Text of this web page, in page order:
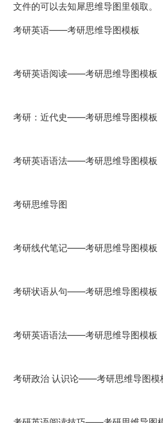
文件的可以去知犀思维导图里领取。
考研英语——考研思维导图模板
考研英语阅读——考研思维导图模板
考研：近代史——考研思维导图模板
考研英语语法——考研思维导图模板
考研思维导图
考研线代笔记——考研思维导图模板
考研状语从句——考研思维导图模板
考研英语语法——考研思维导图模板
考研政治 认识论——考研思维导图模